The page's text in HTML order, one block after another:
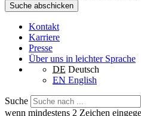
Suche abschicken
Kontakt
Karriere
Presse
Über uns in leichter Sprache
DE Deutsch
EN English
Suche
wenn mindestens 2 Zeichen